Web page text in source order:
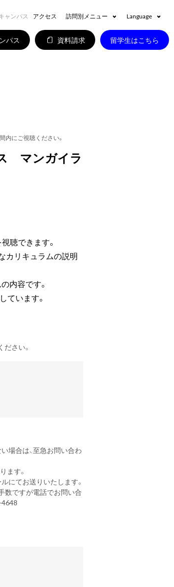
アクセス 訪問別メニュー Language
パス 資料請求 留学生はこちら
ャンパス
内にご視聴ください。
マンガイラ
聴できます。
カリキュラムの説明
内容です。
ています。
さい。
場合は、至急お問い合わ
ます。
にてお送りいたします。
数ですが電話でお問い合